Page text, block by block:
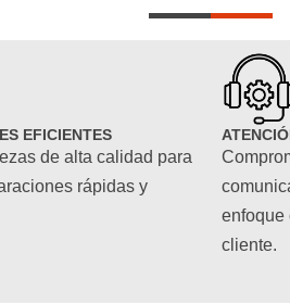
EFICIENTES
de alta calidad para
rápidas y
enfoque
cliente.